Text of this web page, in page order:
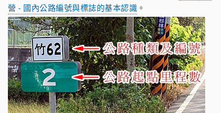
營 - 國內公路編號與標誌的基本認識 。